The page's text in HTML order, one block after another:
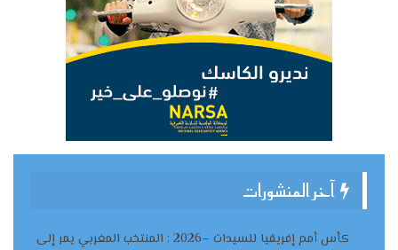
آخر المنشورات
كأس أمم إفريقيا للسيدات –2026 : المنتخب المغربي يمر إلى